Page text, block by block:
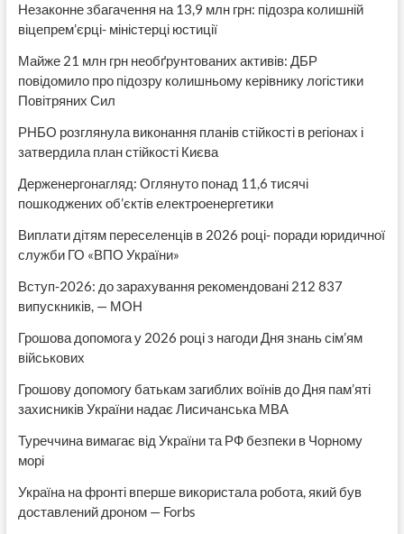
Незаконне збагачення на 13,9 млн грн: підозра колишній
віцепрем’єрці- міністерці юстиції
Майже 21 млн грн необґрунтованих активів: ДБР
повідомило про підозру колишньому керівнику логістики
Повітряних Сил
РНБО розглянула виконання планів стійкості в регіонах і
затвердила план стійкості Києва
Держенергонагляд: Оглянуто понад 11,6 тисячі
пошкоджених об’єктів електроенергетики
Виплати дітям переселенців в 2026 році- поради юридичної
служби ГО «ВПО України»
Вступ-2026: до зарахування рекомендовані 212 837
випускників, — МОН
Грошова допомога у 2026 році з нагоди Дня знань сім’ям
військових
Грошову допомогу батькам загиблих воїнів до Дня пам’яті
захисників України надає Лисичанська МВА
Туреччина вимагає від України та РФ безпеки в Чорному
морі
Україна на фронті вперше використала робота, який був
доставлений дроном — Forbs